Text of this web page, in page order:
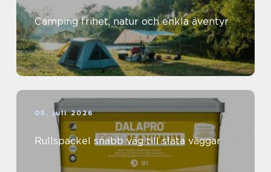
Camping frihet, natur och enkla äventyr
05. juli 2026
Rullspackel snabb väg till släta väggar